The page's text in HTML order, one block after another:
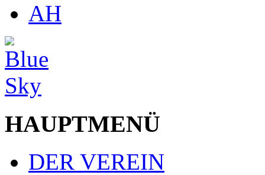
AH
HAUPTMENÜ
DER VEREIN